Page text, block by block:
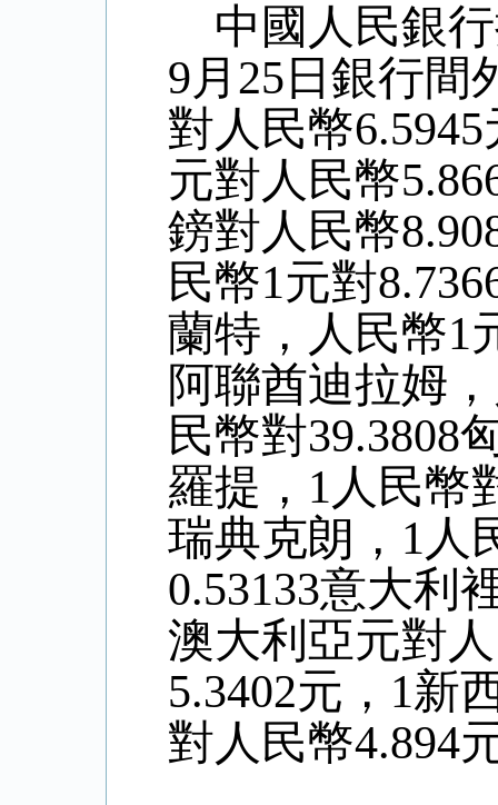
中國人民銀
9月 25 日銀行間
對人民幣6.5945
元對人民幣5.
鎊對人民幣8
民幣1元對
蘭特，人民幣1
阿聯酋迪拉姆
民幣對39.3808
羅提，1人民幣
瑞典克朗，1人
0.53133意大利
澳大利亞元對
5.3402元，1新
對人民幣4.894